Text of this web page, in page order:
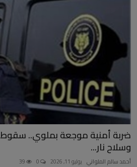
ضربة أمنية موجعة بملوي.. سقوط
وسلاح نار...
أحمد سالم الملواني يوليو 11, 2026